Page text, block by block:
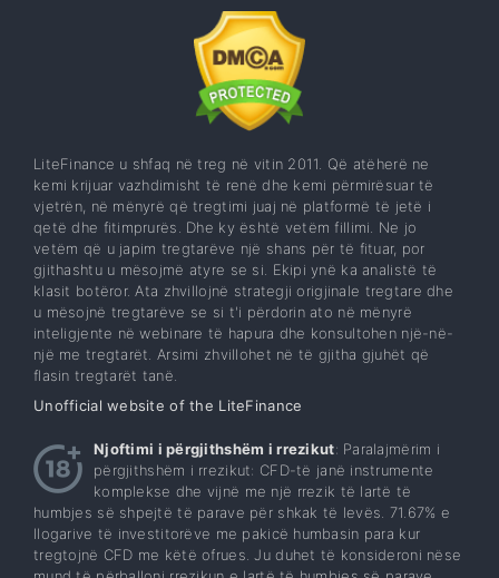
LiteFinance u shfaq në treg në vitin 2011. Që atëherë ne
kemi krijuar vazhdimisht të renë dhe kemi përmirësuar të
vjetrën, në mënyrë që tregtimi juaj në platformë të jetë i
qetë dhe fitimprurës. Dhe ky është vetëm fillimi. Ne jo
vetëm që u japim tregtarëve një shans për të fituar, por
gjithashtu u mësojmë atyre se si. Ekipi ynë ka analistë të
klasit botëror. Ata zhvillojnë strategji origjinale tregtare dhe
u mësojnë tregtarëve se si t'i përdorin ato në mënyrë
inteligjente në webinare të hapura dhe konsultohen një-në-
një me tregtarët. Arsimi zhvillohet në të gjitha gjuhët që
flasin tregtarët tanë.
Unofficial website of the LiteFinance
Njoftimi i përgjithshëm i rrezikut: Paralajmërim i
përgjithshëm i rrezikut: CFD-të janë instrumente
komplekse dhe vijnë me një rrezik të lartë të
humbjes së shpejtë të parave për shkak të levës. 71.67% e
llogarive të investitorëve me pakicë humbasin para kur
tregtojnë CFD me këtë ofrues. Ju duhet të konsideroni nëse